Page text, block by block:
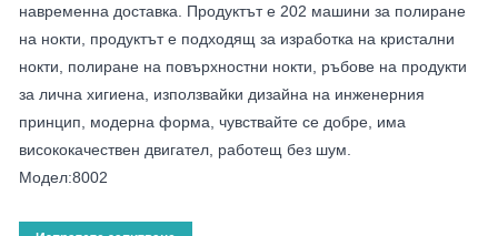
навременна доставка. Продуктът е 202 машини за полиране
на нокти, продуктът е подходящ за изработка на кристални
нокти, полиране на повърхностни нокти, ръбове на продукти
за лична хигиена, използвайки дизайна на инженерния
принцип, модерна форма, чувствайте се добре, има
висококачествен двигател, работещ без шум.
Модел:8002